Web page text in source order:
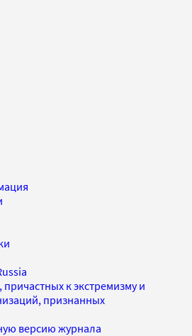
к экстремизму и
признанных
версию журнала